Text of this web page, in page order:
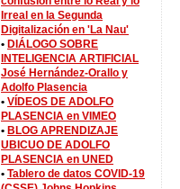
Irreal en la Segunda
Digitalización en 'La Nau'
• DIÁLOGO SOBRE
INTELIGENCIA ARTIFICIAL
José Hernández-Orallo y
Adolfo Plasencia
• VÍDEOS DE ADOLFO
PLASENCIA en VIMEO
• BLOG APRENDIZAJE
UBICUO DE ADOLFO
PLASENCIA en UNED
• Tablero de datos COVID-19